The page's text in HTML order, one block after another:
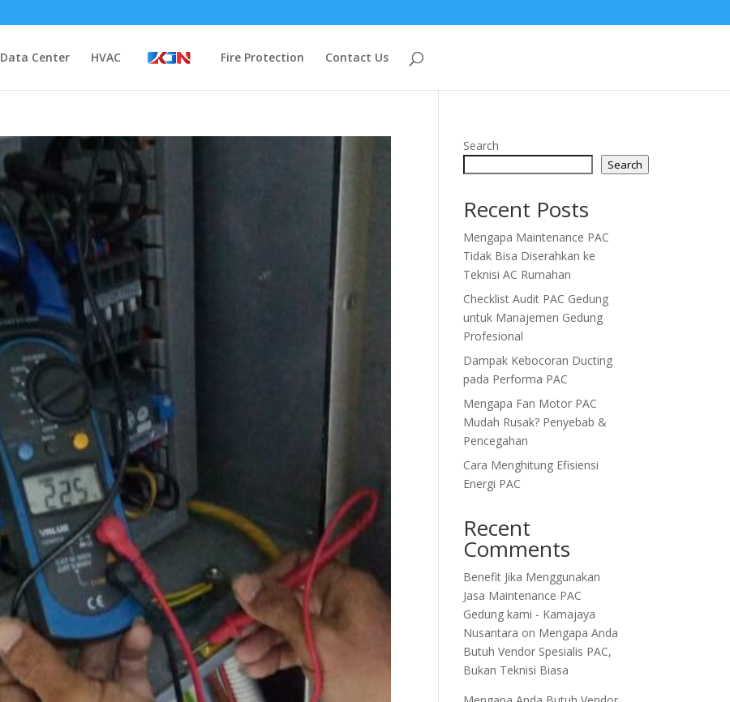
Data Center HVAC Fire Protection Contact Us
Search
Search
Recent Posts
Mengapa Maintenance PAC
Tidak Bisa Diserahkan ke
Teknisi AC Rumahan
Checklist Audit PAC Gedung
untuk Manajemen Gedung
Profesional
Dampak Kebocoran Ducting
pada Performa PAC
Mengapa Fan Motor PAC
Mudah Rusak? Penyebab &
Pencegahan
Cara Menghitung Efisiensi
Energi PAC
Recent
Comments
Benefit Jika Menggunakan
Jasa Maintenance PAC
Gedung kami - Kamajaya
Nusantara on Mengapa Anda
Butuh Vendor Spesialis PAC,
Bukan Teknisi Biasa